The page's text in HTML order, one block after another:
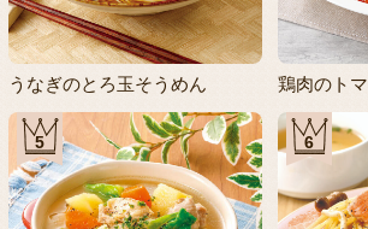
うなぎのとろ玉そうめん 鶏肉のト
5 6